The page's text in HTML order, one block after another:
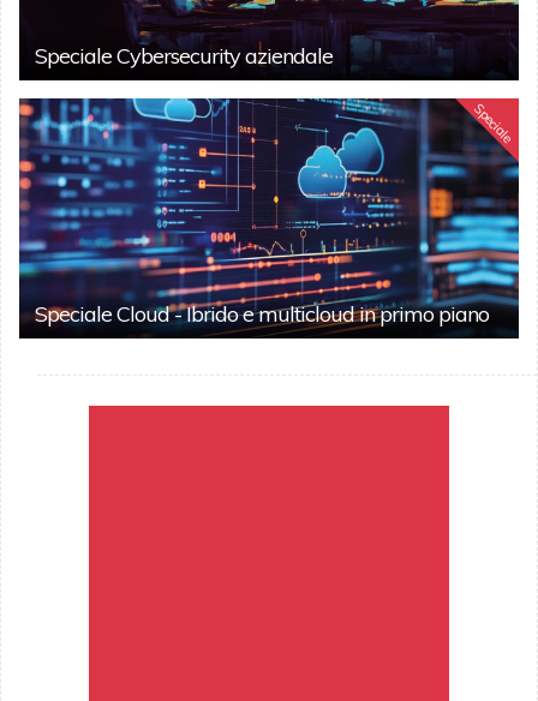
Speciale Cybersecurity aziendale
Speciale
Speciale Cloud - Ibrido e multicloud in primo piano